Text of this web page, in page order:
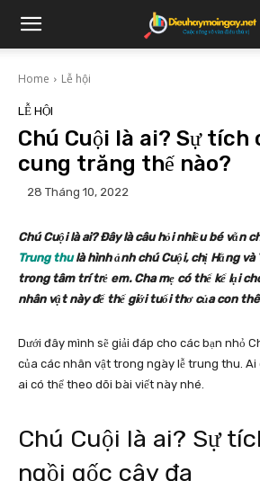
Home Lễ hội
LỄ HỘI
Chú Cuội là ai? Sự tích
cung trăng thế nào?
28 Tháng 10, 2022
Chú Cuội là ai? Đây là câu hỏi nhiều bé vẫn
Trung thulà hình ảnh chú Cuội, chị Hằng và
trong tâm trí trẻ em. Cha mẹ có thể kể lại
nhân vật này để thế giới tuổi thơ của con
Dưới đây mình sẽ giải đáp cho các bạn nhỏ
của các nhân vật trong ngày lễ trung thu. Ai
ai có thể theo dõi bài viết này nhé.
Chú Cuội là ai? Sự
ngồi gốc cây đa